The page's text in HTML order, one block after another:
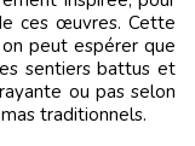
ces œuvres. Cette
peut espérer que
sentiers battus et
ou pas selon
traditionnels.